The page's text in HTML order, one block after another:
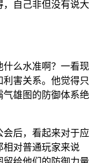
自己非但没有说大
什么水准啊？一看现
害关系。他觉得只
气雄图的防御体系绝
后，看起来对于应
相对普通玩家来说